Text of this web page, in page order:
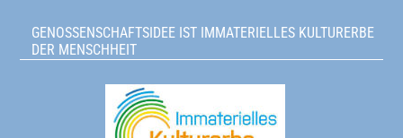
GENOSSENSCHAFTSIDEE IST IMMATERIELLES KULTURERBE
DER MENSCHHEIT